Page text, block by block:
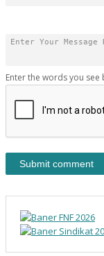
Enter the words you see